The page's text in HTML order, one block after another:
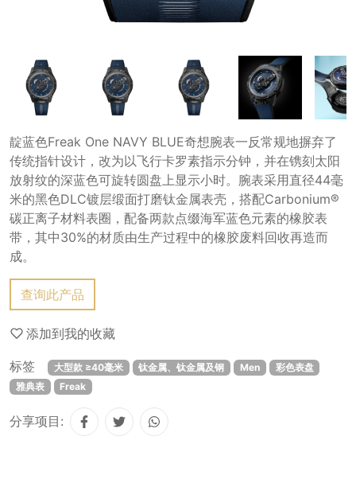
靛蓝色Freak One NAVY BLUE奇想腕表一反常规地摒弃了
传统指针设计，改为以飞行卡罗素指示分钟，并在镌刻太阳
放射纹的深蓝色可旋转圆盘上显示小时。腕表采用直径44毫
米的黑色DLC镀层缎面打磨钛金属表壳，搭配Carbonium®
碳正离子材料表圈，配备两款点缀海军蓝色元素的橡胶表
带，其中30%的材质由生产过程中的橡胶废料回收再造而
成。
查询此产品
添加到我的收藏
标签 大型款 ≥40毫米 钛金属、钛金属及钢 Men
彩色表盘
雅典表
Freak
分享项目: